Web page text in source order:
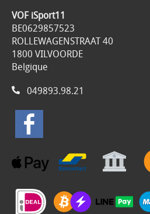
VOF iSport11
BE0629857523
ROLLEWAGENSTRAAT 40
1800 VILVOORDE
Belgique
049893.98.21